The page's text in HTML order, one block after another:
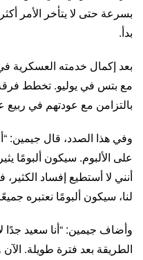
بسرعة حتى لا يتأخر الأمر
بدأ.
بعد إكمال خدمته العسكرية
مع بتس في يوليو. تخطط
بالتزامن مع عودتهم في ربيع عام
وفي هذا الصدد، قال جيمين:
على الألبوم. سيكون ألبومًا
أنني لا أستطيع إفساد
لنا، سيكون ألبومًا نعتبره جميعًا
وأضاف جيمين: “أنا سعيد جدًا
الطريقة بعد فترة طويلة.